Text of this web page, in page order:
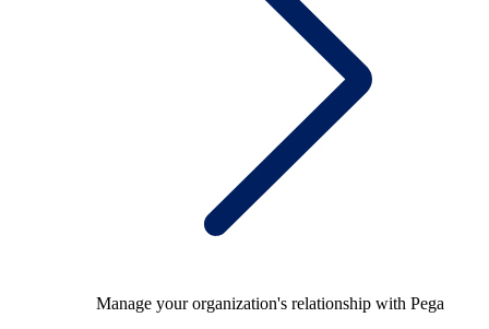
Manage your organization's relationship with Pega